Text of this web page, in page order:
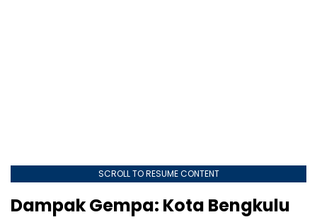
SCROLL TO RESUME CONTENT
Dampak Gempa: Kota Bengkulu